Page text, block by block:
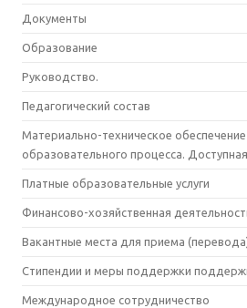
Документы
Образование
Руководство.
Педагогический состав
Материально-техническое
образовательного процесса.
Платные образовательные услуги
Финансово-хозяйственная
Вакантные места для приема
Стипендии и меры поддержки
Международное сотрудничество